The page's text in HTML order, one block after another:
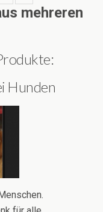
mehreren
Hunden